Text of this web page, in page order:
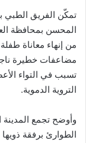
تمكّن الفريق الطبي
المحسن بمحافظة
مضاعفات خطيرة
تسبب في التواء
التروية الدموية.
وأوضح تجمع
الطوارئ برفقة